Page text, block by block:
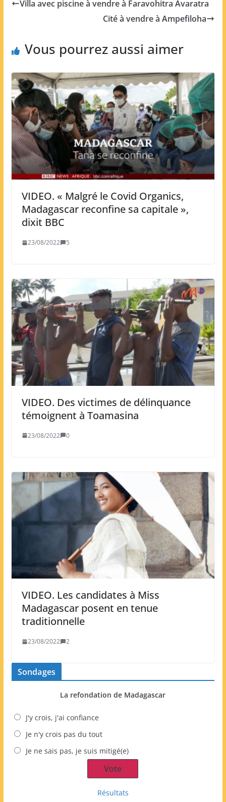
Villa avec piscine à vendre à Faravohitra Avaratra
Cité à vendre à Ampefiloha
Vous pourrez aussi aimer
VIDEO. « Malgré le Covid Organics,
Madagascar reconfine sa capitale »,
dixit BBC
23/08/2022 5
VIDEO. Des victimes de délinquance
témoignent à Toamasina
23/08/2022 0
VIDEO. Les candidates à Miss
Madagascar posent en tenue
traditionnelle
23/08/2022 2
Sondages
La refondation de Madagascar
J'y crois, j'ai confiance
Je n'y crois pas du tout
Je ne sais pas, je suis mitigé(e)
Résultats